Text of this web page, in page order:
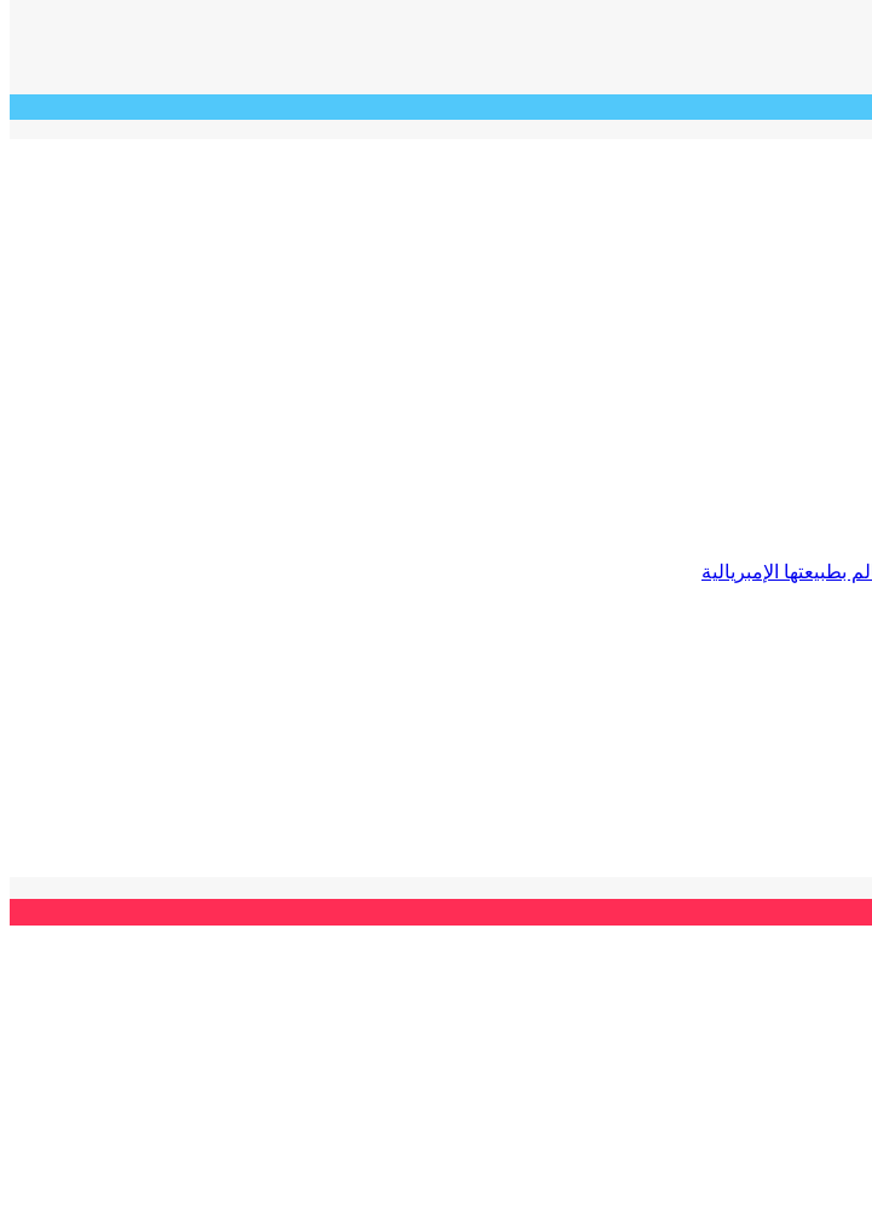
الإمبريالية